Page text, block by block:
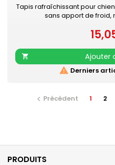
Tapis rafraîchissant pour
sans apport de froid,
Prix

Ajouter
 Derniers
 Précédent 1 2
PRODUITS